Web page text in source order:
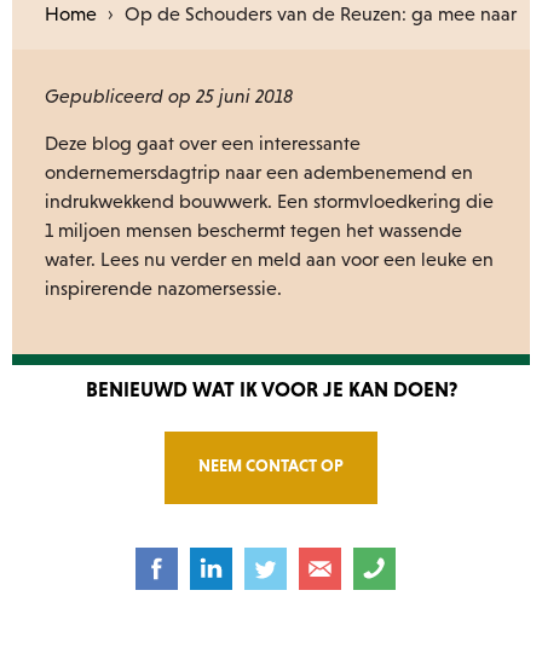
Home › Op de Schouders van de Reuzen: ga mee naar
de Stormvloedkering
Gepubliceerd op 25 juni 2018
Deze blog gaat over een interessante
ondernemersdagtrip naar een adembenemend en
indrukwekkend bouwwerk. Een stormvloedkering die
1 miljoen mensen beschermt tegen het wassende
water. Lees nu verder en meld aan voor een leuke en
inspirerende nazomersessie.
BENIEUWD WAT IK VOOR JE KAN DOEN?
NEEM CONTACT OP